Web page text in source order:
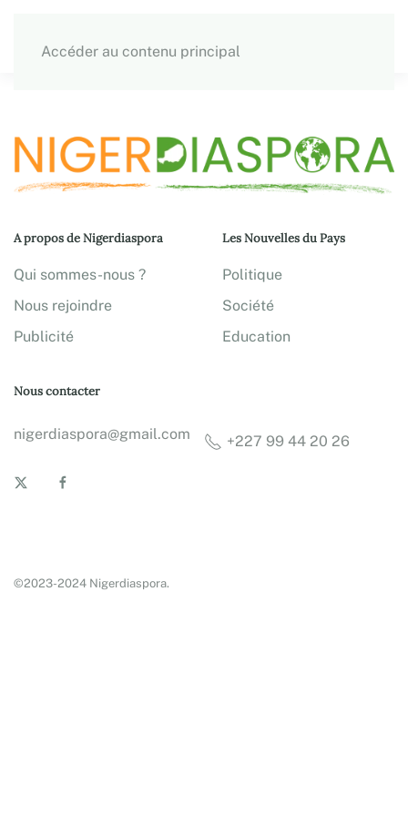
Accéder au contenu principal
A propos de Nigerdiaspora
Qui sommes-nous ?
Nous rejoindre
Publicité
Les Nouvelles du Pays
Politique
Société
Education
Nous contacter
nigerdiaspora@gmail.com +227 99 44 20 26
©2023-2024 Nigerdiaspora.